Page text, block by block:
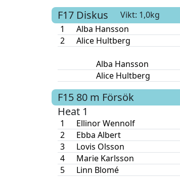
F17 Diskus Vikt: 1,0kg
1
Alba Hansson
2
Alice Hultberg
Alba Hansson
Alice Hultberg
F15 80 m Försök
Heat 1
1
Ellinor Wennolf
2
Ebba Albert
3
Lovis Olsson
4
Marie Karlsson
5
Linn Blomé